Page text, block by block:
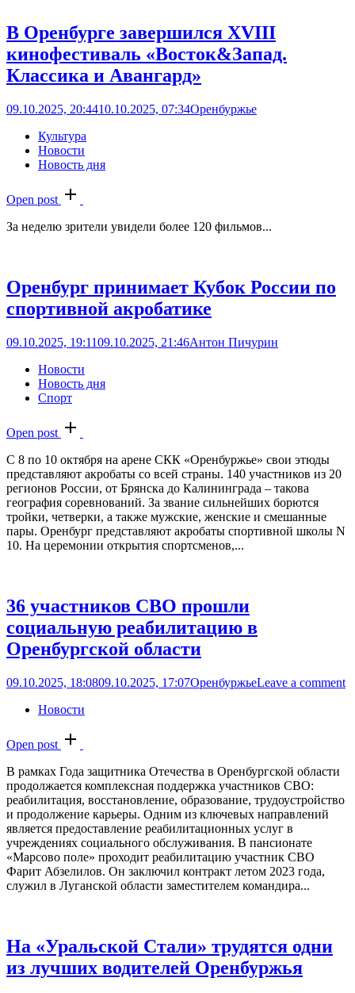
В Оренбурге завершился XVIII
кинофестиваль «Восток&Запад.
Классика и Авангард»
09.10.2025, 20:4410.10.2025, 07:34Оренбуржье
Культура
Новости
Новость дня
Open post
За неделю зрители увидели более 120 фильмов...
Оренбург принимает Кубок России по
спортивной акробатике
09.10.2025, 19:1109.10.2025, 21:46Антон Пичурин
Новости
Новость дня
Спорт
Open post
С 8 по 10 октября на арене СКК «Оренбуржье» свои этюды
представляют акробаты со всей страны. 140 участников из 20
регионов России, от Брянска до Калининграда – такова
география соревнований. За звание сильнейших борются
тройки, четверки, а также мужские, женские и смешанные
пары. Оренбург представляют акробаты спортивной школы N
10. На церемонии открытия спортсменов,...
36 участников СВО прошли
социальную реабилитацию в
Оренбургской области
09.10.2025, 18:0809.10.2025, 17:07ОренбуржьеLeave a comment
Новости
Open post
В рамках Года защитника Отечества в Оренбургской области
продолжается комплексная поддержка участников СВО:
реабилитация, восстановление, образование, трудоустройство
и продолжение карьеры. Одним из ключевых направлений
является предоставление реабилитационных услуг в
учреждениях социального обслуживания. В пансионате
«Марсово поле» проходит реабилитацию участник СВО
Фарит Абзелилов. Он заключил контракт летом 2023 года,
служил в Луганской области заместителем командира...
На «Уральской Стали» трудятся одни
из лучших водителей Оренбуржья